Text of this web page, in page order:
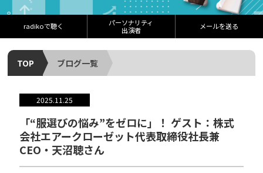
radikoで聴く
パーソナリティ
出演者
メールを送る
TOP ブログ一覧
2025.11.25
「“服選びの悩み”をゼロに」！ ゲスト：株式
会社エアークローゼット代表取締役社長兼
CEO・天沼聰さん